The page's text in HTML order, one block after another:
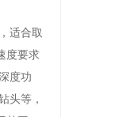
适合取
度要求
度功
头等，